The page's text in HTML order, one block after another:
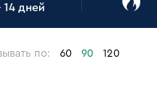
дней
по: 60 90 120